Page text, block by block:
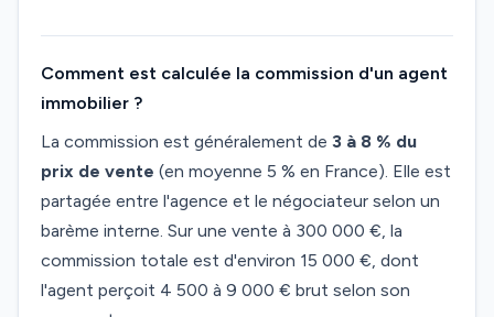
Comment est calculée la commission d'un agent
immobilier ?
La commission est généralement de 3 à 8 % du
prix de vente (en moyenne 5 % en France). Elle est
partagée entre l'agence et le négociateur selon un
barème interne. Sur une vente à 300 000 €, la
commission totale est d'environ 15 000 €, dont
l'agent perçoit 4 500 à 9 000 € brut selon son